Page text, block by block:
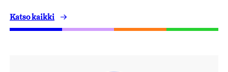
Katso kaikki